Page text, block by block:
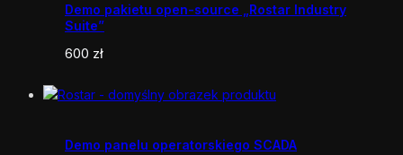
Demo pakietu open-source „Rostar Industry
Suite”
600 zł
Demo panelu operatorskiego SCADA